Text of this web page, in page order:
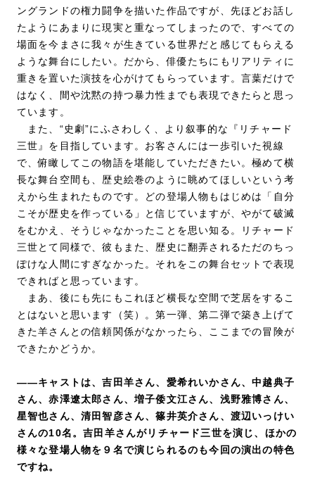
ングランドの権力闘争を描いた作品ですが、先ほどお話し
たようにあまりに現実と重なってしまったので、すべての
場面を今まさに我々が生きている世界だと感じてもらえる
ような舞台にしたい。だから、俳優たちにもリアリティに
重きを置いた演技を心がけてもらっています。言葉だけで
はなく、間や沈黙の持つ暴力性までも表現できたらと思っ
ています。
また、“史劇”にふさわしく、より叙事的な『リチャード
三世』を目指しています。お客さんには一歩引いた視線
で、俯瞰してこの物語を堪能していただきたい。極めて横
長な舞台空間も、歴史絵巻のように眺めてほしいという考
えから生まれたものです。どの登場人物もはじめは「自分
こそが歴史を作っている」と信じていますが、やがて破滅
をむかえ、そうじゃなかったことを思い知る。リチャード
三世とて同様で、彼もまた、歴史に翻弄されるただのちっ
ぽけな人間にすぎなかった。それをこの舞台セットで表現
できればと思っています。
まあ、後にも先にもこれほど横長な空間で芝居をするこ
とはないと思います（笑）。第一弾、第二弾で築き上げて
きた羊さんとの信頼関係がなかったら、ここまでの冒険が
できたかどうか。
――キャストは、吉田羊さん、愛希れいかさん、中越典子
さん、赤澤遼太郎さん、増子倭文江さん、浅野雅博さん、
星智也さん、清田智彦さん、篠井英介さん、渡辺いっけい
さんの10名。吉田羊さんがリチャード三世を演じ、ほかの
様々な登場人物を９名で演じられるのも今回の演出の特色
ですね。